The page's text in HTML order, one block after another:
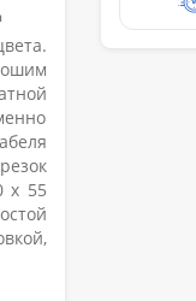
х 55